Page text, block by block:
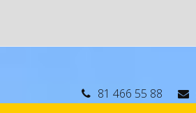
81 466 55 88